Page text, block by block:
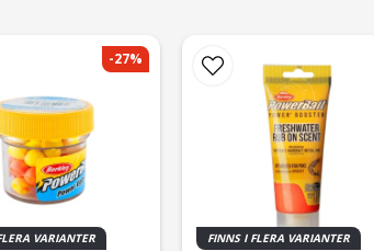
VARIANTER
-27%
FINNS I FLERA VARIANTER